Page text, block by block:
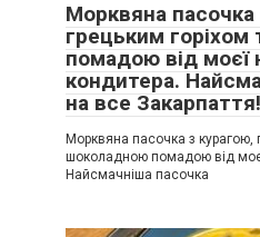
Морквяна пасочка
грецьким
помадою від моєї
кондитера.
на все Закарпаття!
Морквяна пасочка з курагою,
шоколадною помадою від
Найсмачніша пасочка